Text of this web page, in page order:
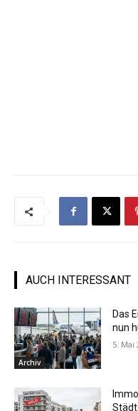
AUCH INTERESSANT
Archiv
Das
nun
5. Mai